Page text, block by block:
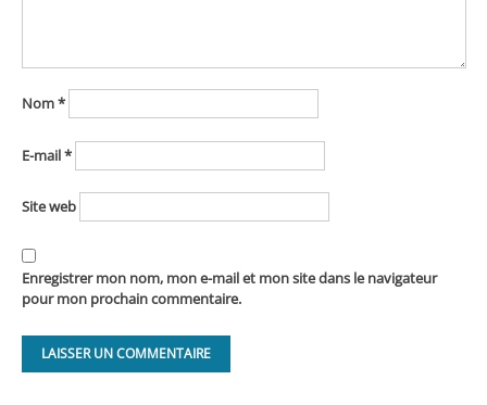
Nom*
E-mail*
Site web
Enregistrer mon nom, mon e-mail et mon site dans le navigateur
pour mon prochain commentaire.